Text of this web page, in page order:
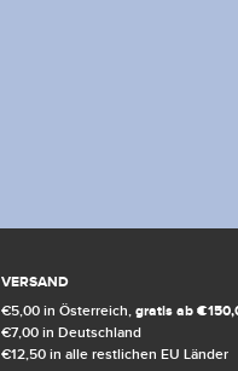
VERSAND
€5,00 in Österreich, gratis ab
€7,00 in Deutschland
€12,50 in alle restlichen EU Länder